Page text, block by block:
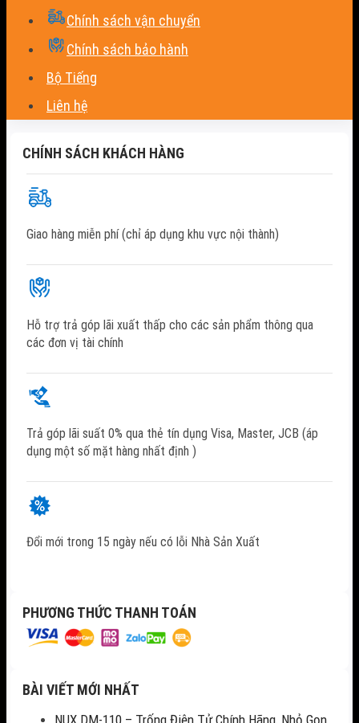
Chính sách vận chuyển
Chính sách bảo hành
Bộ Tiếng
Liên hệ
CHÍNH SÁCH KHÁCH HÀNG
Giao hàng miễn phí (chỉ áp dụng khu vực nội thành)
Hỗ trợ trả góp lãi xuất thấp cho các sản phẩm thông qua
các đơn vị tài chính
Trả góp lãi suất 0% qua thẻ tín dụng Visa, Master, JCB (áp
dụng một số mặt hàng nhất định )
Đổi mới trong 15 ngày nếu có lỗi Nhà Sản Xuất
PHƯƠNG THỨC THANH TOÁN
BÀI VIẾT MỚI NHẤT
NUX DM-110 – Trống Điện Tử Chính Hãng, Nhỏ Gọn